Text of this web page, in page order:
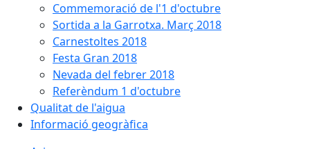
Commemoració de l'1 d'octubre
Sortida a la Garrotxa. Març 2018
Carnestoltes 2018
Festa Gran 2018
Nevada del febrer 2018
Referèndum 1 d'octubre
Qualitat de l'aigua
Informació geogràfica